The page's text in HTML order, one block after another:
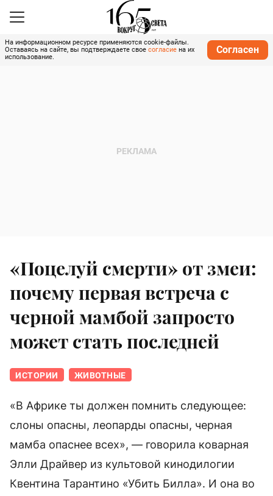
На информационном ресурсе применяются cookie-файлы.
Оставаясь на сайте, вы подтверждаете свое согласие на их
использование.
Согласен
«Поцелуй смерти» от змеи:
почему первая встреча с
черной мамбой запросто
может стать последней
ИСТОРИИ ЖИВОТНЫЕ
«В Африке ты должен помнить следующее:
слоны опасны, леопарды опасны, черная
мамба опаснее всех», — говорила коварная
Элли Драйвер из культовой кинодилогии
Квентина Тарантино «Убить Билла». И она во